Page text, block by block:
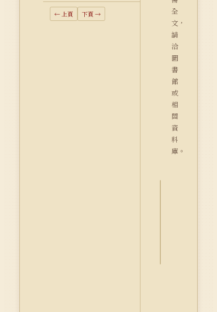
← 上頁 下頁 →
全
文，
請
洽
圖
書
館
或
相
關
資
料
庫。